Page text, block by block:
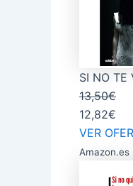
SI NO TE
13,50€
12,82€
VER
Amazon.es